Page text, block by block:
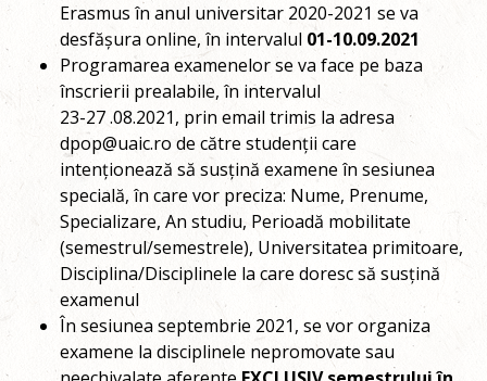
Erasmus în anul universitar 2020-2021 se va
desfășura online, în intervalul 01-10.09.2021
Programarea examenelor se va face pe baza
înscrierii prealabile, în intervalul
23-27 .08.2021, prin email trimis la adresa
dpop@uaic.ro de către studenții care
intenționează să susțină examene în sesiunea
specială, în care vor preciza: Nume, Prenume,
Specializare, An studiu, Perioadă mobilitate
(semestrul/semestrele), Universitatea primitoare,
Disciplina/Disciplinele la care doresc să susțină
examenul
În sesiunea septembrie 2021, se vor organiza
examene la disciplinele nepromovate sau